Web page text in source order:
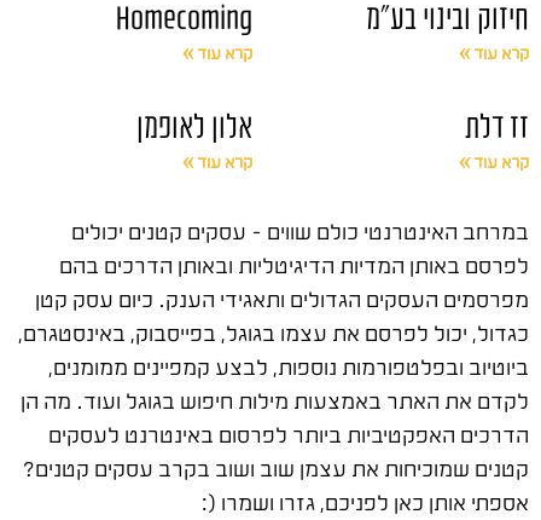
חיזוק ובינוי בע"מ
קרא עוד »
Homecoming
קרא עוד »
זז דלת
קרא עוד »
אלון לאופמן
קרא עוד »
במרחב האינטרנטי כולם שווים – עסקים קטנים יכולים
לפרסם באותן המדיות הדיגיטליות ובאותן הדרכים בהם
מפרסמים העסקים הגדולים ותאגידי הענק. כיום עסק קטן
כגדול, יכול לפרסם את עצמו בגוגל, בפייסבוק, באינסטגרם,
ביוטיוב ובפלטפורמות נוספות, לבצע קמפיינים ממומנים,
לקדם את האתר באמצעות מילות חיפוש בגוגל ועוד. מה הן
הדרכים האפקטיביות ביותר לפרסום באינטרנט לעסקים
קטנים שמוכיחות את עצמן שוב ושוב בקרב עסקים קטנים?
אספתי אותן כאן לפניכם, גזרו ושמרו (: